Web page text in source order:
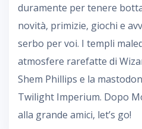
duramente per tenere
novità, primizie, giochi e
serbo per voi. I templi
atmosfere rarefatte di
Shem Phillips e la
Twilight Imperium. Dopo
alla grande amici, let’s go!